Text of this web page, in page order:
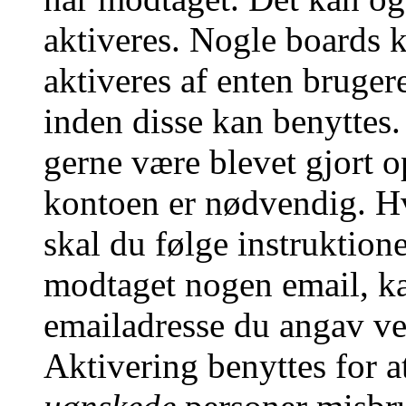
aktiveres. Nogle boards
aktiveres af enten
inden disse kan
gerne være blevet gjort
kontoen er nødvendig.
skal du følge
modtaget nogen email,
emailadresse du angav
Aktivering benyttes for